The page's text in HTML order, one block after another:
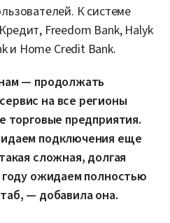
К системе
Freedom Bank, Halyk
и Home Credit Bank.
— продолжать
на все регионы
торговые предприятия.
подключения еще
сложная, долгая
году ожидаем полностью
— добавила она.